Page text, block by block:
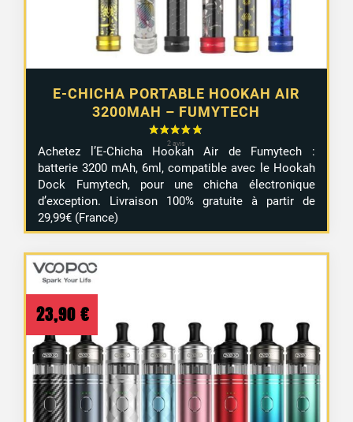
2 avis
E-CHICHA PORTABLE HOOKAH AIR
3200MAH – FUMYTECH
Achetez l’E-Chicha Hookah Air de Fumytech :
batterie 3200 mAh, 6ml, compatible avec le Hookah
Dock Fumytech, pour une chicha électronique
d’exception. Livraison 100% gratuite à partir de
29,99€ (France)
23,90 €